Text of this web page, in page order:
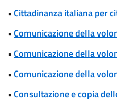
• Cittadinanza italiana per
• Comunicazione della
• Comunicazione della
• Comunicazione della
• Consultazione e copia